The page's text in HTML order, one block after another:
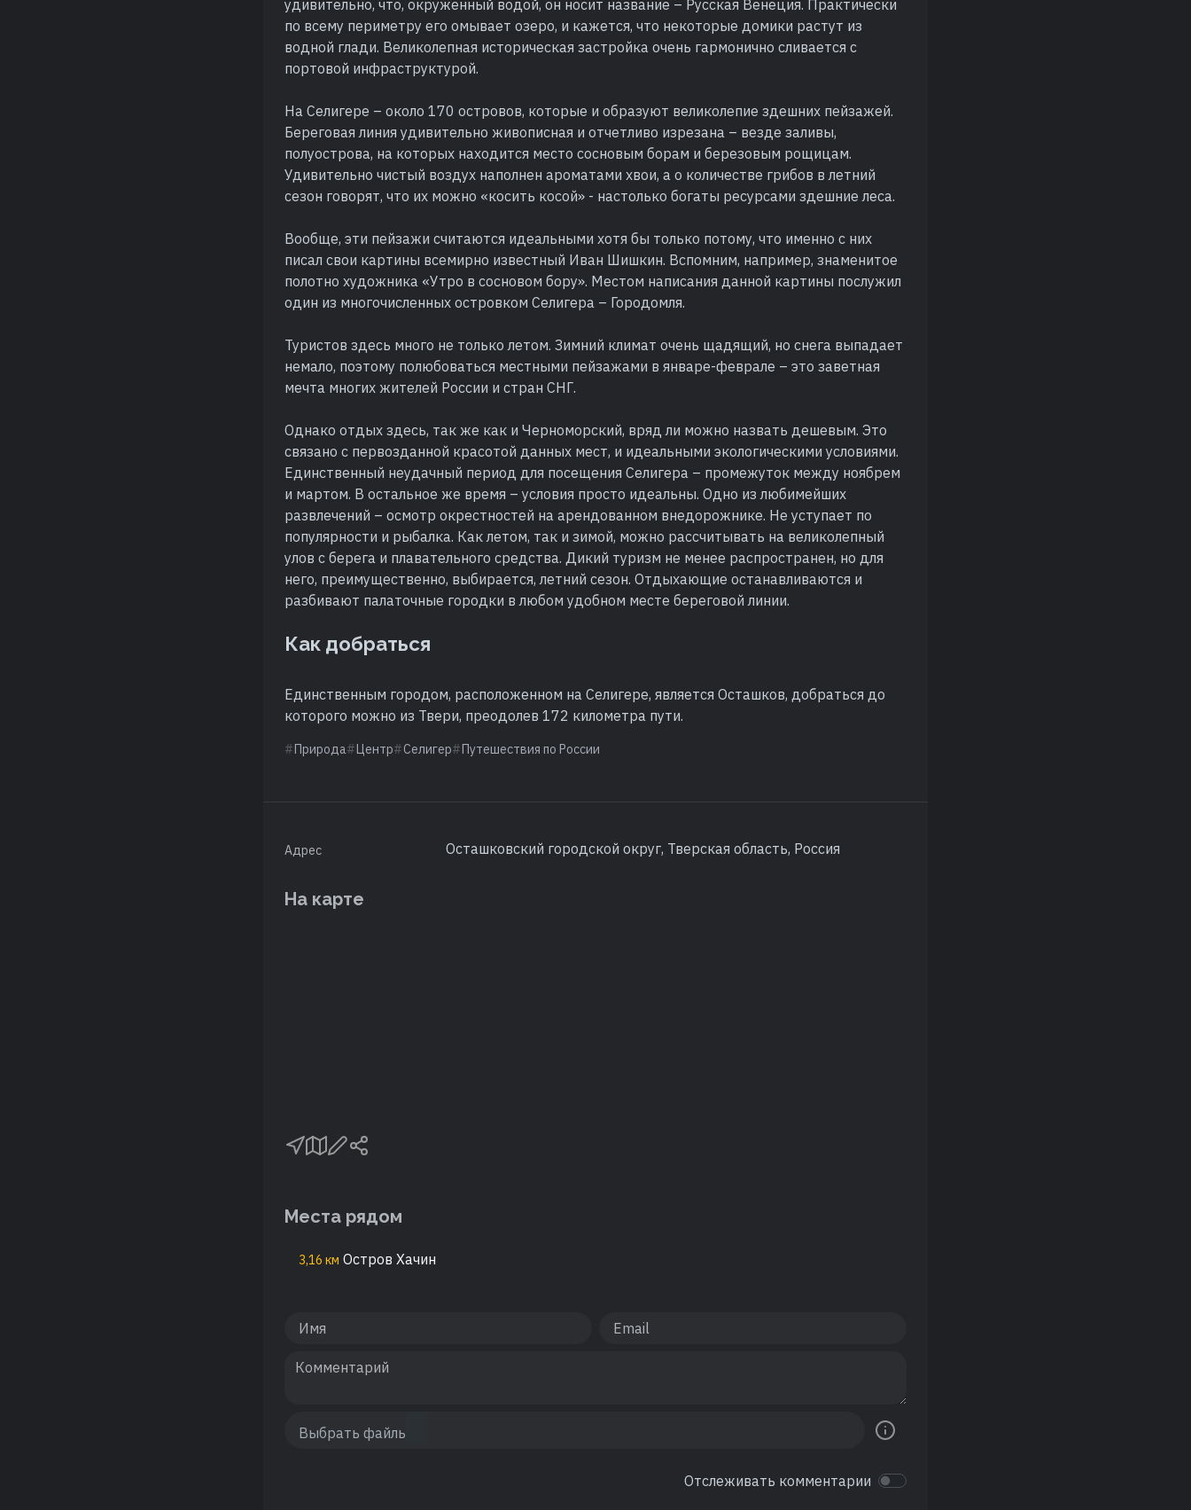
удивительно, что, окруженный водой, он носит название – Русская Венеция. Практически
по всему периметру его омывает озеро, и кажется, что некоторые домики растут из
водной глади. Великолепная историческая застройка очень гармонично сливается с
портовой инфраструктурой.
На Селигере – около 170 островов, которые и образуют великолепие здешних пейзажей.
Береговая линия удивительно живописная и отчетливо изрезана – везде заливы,
полуострова, на которых находится место сосновым борам и березовым рощицам.
Удивительно чистый воздух наполнен ароматами хвои, а о количестве грибов в летний
сезон говорят, что их можно «косить косой» - настолько богаты ресурсами здешние леса.
Вообще, эти пейзажи считаются идеальными хотя бы только потому, что именно с них
писал свои картины всемирно известный Иван Шишкин. Вспомним, например, знаменитое
полотно художника «Утро в сосновом бору». Местом написания данной картины послужил
один из многочисленных островком Селигера – Городомля.
Туристов здесь много не только летом. Зимний климат очень щадящий, но снега выпадает
немало, поэтому полюбоваться местными пейзажами в январе-феврале – это заветная
мечта многих жителей России и стран СНГ.
Однако отдых здесь, так же как и Черноморский, вряд ли можно назвать дешевым. Это
связано с первозданной красотой данных мест, и идеальными экологическими условиями.
Единственный неудачный период для посещения Селигера – промежуток между ноябрем
и мартом. В остальное же время – условия просто идеальны. Одно из любимейших
развлечений – осмотр окрестностей на арендованном внедорожнике. Не уступает по
популярности и рыбалка. Как летом, так и зимой, можно рассчитывать на великолепный
улов с берега и плавательного средства. Дикий туризм не менее распространен, но для
него, преимущественно, выбирается, летний сезон. Отдыхающие останавливаются и
разбивают палаточные городки в любом удобном месте береговой линии.
Как добраться
Единственным городом, расположенном на Селигере, является Осташков, добраться до
которого можно из Твери, преодолев 172 километра пути.
Природа Центр Селигер Путешествия по России
Адрес Осташковский городской округ, Тверская область, Россия
На карте
Места рядом
3,16 км Остров Хачин
Отслеживать комментарии